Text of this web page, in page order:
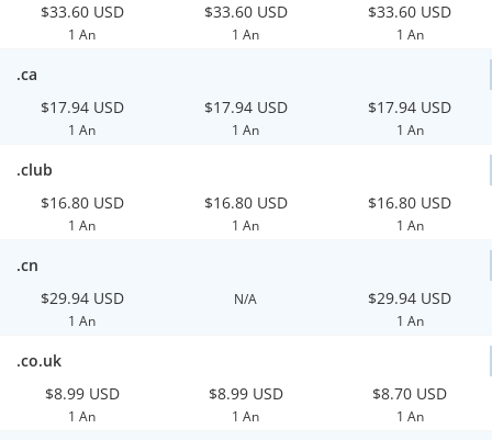
$33.60 USD
1 An
$33.60 USD
1 An
$33.60 USD
1 An
.ca
$17.94 USD
1 An
$17.94 USD
1 An
$17.94 USD
1 An
.club
$16.80 USD
1 An
$16.80 USD
1 An
$16.80 USD
1 An
.cn
$29.94 USD
1 An
N/A $29.94 USD
1 An
.co.uk
$8.99 USD
1 An
$8.99 USD
1 An
$8.70 USD
1 An